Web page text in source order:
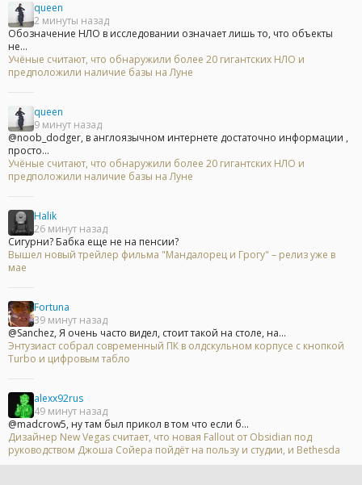
queen
2 минуты назад
Обозначение НЛО в исследовании означает лишь то, что объекты
не...
Учёные считают, что обнаружили более 20 гигантских НЛО и
предположили наличие базы на Луне
queen
9 минут назад
@noob_dodger, в англоязычном интернете достаточно информации ,
просто...
Учёные считают, что обнаружили более 20 гигантских НЛО и
предположили наличие базы на Луне
Halik
26 минут назад
Сигурни? Бабка еще не на пенсии?
Вышел новый трейлер фильма "Мандалорец и Грогу" – релиз уже в
мае
Fortuna
39 минут назад
@Sanchez, Я очень часто видел, стоит такой на столе, на...
Энтузиаст собрал современный ПК в олдскульном корпусе с кнопкой
Turbo и цифровым табло
alexx92rus
49 минут назад
@madcrow5, ну там был прикол в том что если б...
Дизайнер New Vegas считает, что новая Fallout от Obsidian под
руководством Джоша Сойера пойдёт на пользу и студии, и Bethesda